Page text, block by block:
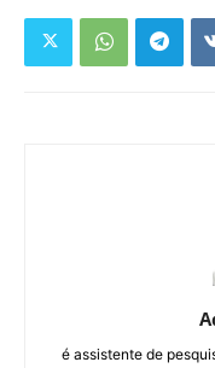
é assistente de